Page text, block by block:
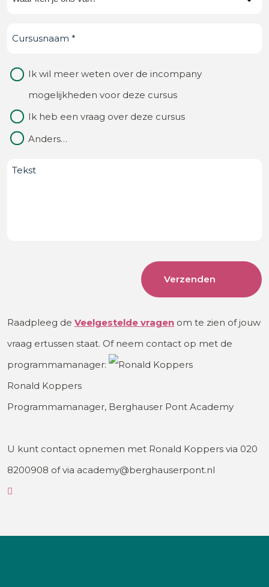
je
van?
(Vereist)
Cursusnaam (Vereist)
Waarom
contact
Ik wil meer weten over de incompany
mogelijkheden voor deze cursus
Ik heb een vraag over deze cursus
Anders…
Bericht
Raadpleeg de Veelgestelde vragen om te zien of jouw
vraag ertussen staat. Of neem contact op met de
programmamanager:
Ronald Koppers
Programmamanager, Berghauser Pont Academy
U kunt contact opnemen met Ronald Koppers via 020
8200908 of via academy@berghauserpont.nl